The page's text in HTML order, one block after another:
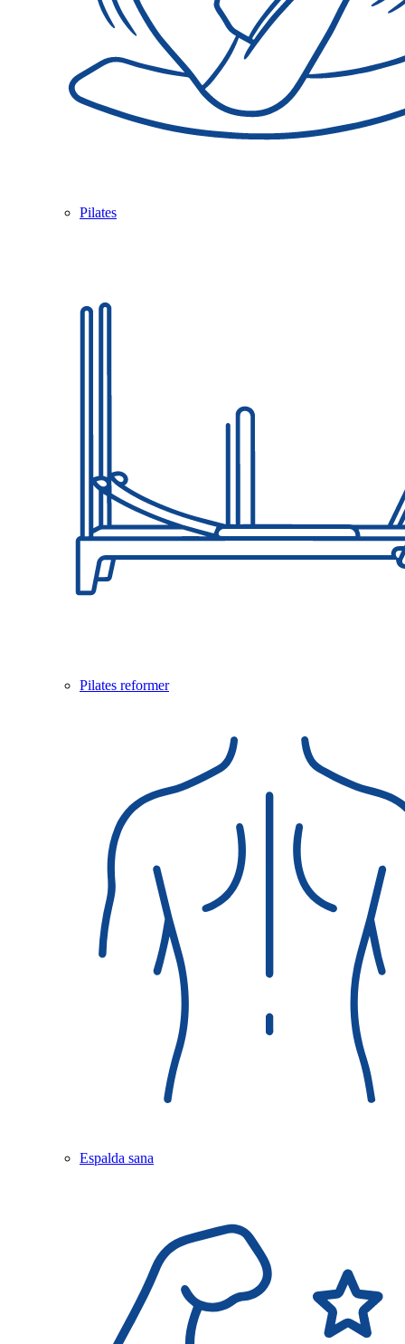
Pilates
Pilates reformer
Espalda sana